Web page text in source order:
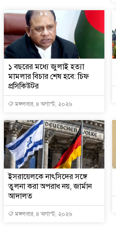
১ বছরের মধ্যে জুলাই হত্যা
মামলার বিচার শেষ হবে: চিফ
প্রসিকিউটর
মঙ্গলবার, ৪ অগাস্ট, ২০২৬
ইসরায়েলকে নাৎসিদের সঙ্গে
তুলনা করা অপরাধ নয়, জার্মান
আদালত
মঙ্গলবার, ৪ অগাস্ট, ২০২৬